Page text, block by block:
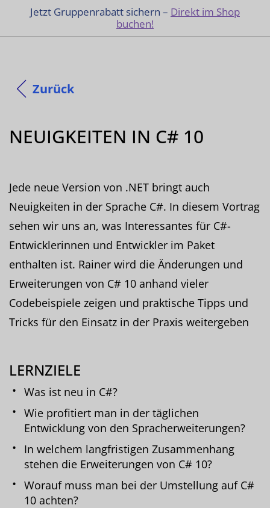
Jetzt Gruppenrabatt sichern – Direkt im Shop
buchen!
Zurück
NEUIGKEITEN IN C# 10
Jede neue Version von .NET bringt auch
Neuigkeiten in der Sprache C#. In diesem Vortrag
sehen wir uns an, was Interessantes für C#-
Entwicklerinnen und Entwickler im Paket
enthalten ist. Rainer wird die Änderungen und
Erweiterungen von C# 10 anhand vieler
Codebeispiele zeigen und praktische Tipps und
Tricks für den Einsatz in der Praxis weitergeben
LERNZIELE
Was ist neu in C#?
Wie profitiert man in der täglichen
Entwicklung von den Spracherweiterungen?
In welchem langfristigen Zusammenhang
stehen die Erweiterungen von C# 10?
Worauf muss man bei der Umstellung auf C#
10 achten?